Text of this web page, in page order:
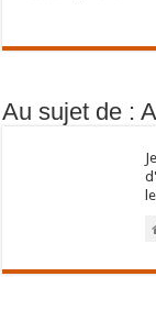
Au sujet de :